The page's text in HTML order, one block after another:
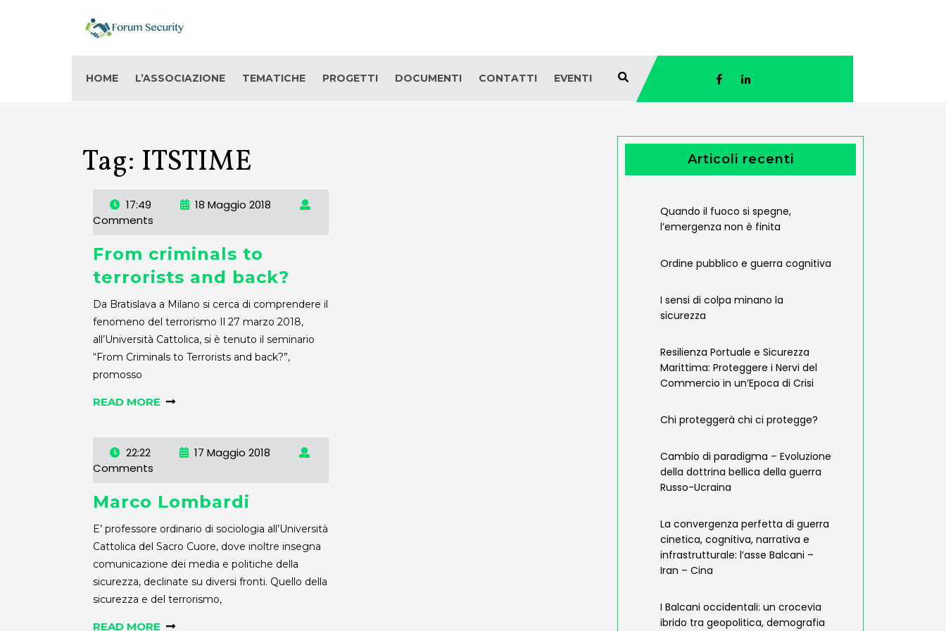
HOME L’ASSOCIAZIONE TEMATICHE PROGETTI DOCUMENTI CONTATTI EVENTI
Tag: ITSTIME
17:49
18 Maggio 2018
Comments
From criminals to
terrorists and back?
Da Bratislava a Milano si cerca di comprendere il
fenomeno del terrorismo Il 27 marzo 2018,
all’Università Cattolica, si è tenuto il seminario
“From Criminals to Terrorists and back?”,
promosso
READ MORE
22:22
17 Maggio 2018
Comments
Marco Lombardi
E’ professore ordinario di sociologia all’Università
Cattolica del Sacro Cuore, dove inoltre insegna
comunicazione dei media e politiche della
sicurezza, declinate su diversi fronti. Quello della
sicurezza e del terrorismo,
READ MORE
Articoli recenti
Quando il fuoco si spegne,
l’emergenza non è finita
Ordine pubblico e guerra cognitiva
I sensi di colpa minano la
sicurezza
Resilienza Portuale e Sicurezza
Marittima: Proteggere i Nervi del
Commercio in un’Epoca di Crisi
Chi proteggerà chi ci protegge?
Cambio di paradigma – Evoluzione
della dottrina bellica della guerra
Russo-Ucraina
La convergenza perfetta di guerra
cinetica, cognitiva, narrativa e
infrastrutturale: l’asse Balcani –
Iran – Cina
I Balcani occidentali: un crocevia
ibrido tra geopolitica, demografia